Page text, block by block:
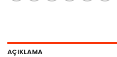
AÇIKLAMA